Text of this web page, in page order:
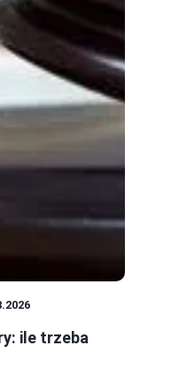
ile trzeba